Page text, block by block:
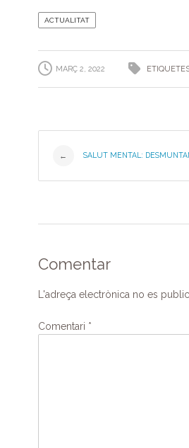
c
b
o
k
itt
dI
n
a
m p
ACTUALITAT
MARÇ 2, 2022
Post
← SALUT MENTAL:
Comentar
L'adreça electrònica no es
Comentari *